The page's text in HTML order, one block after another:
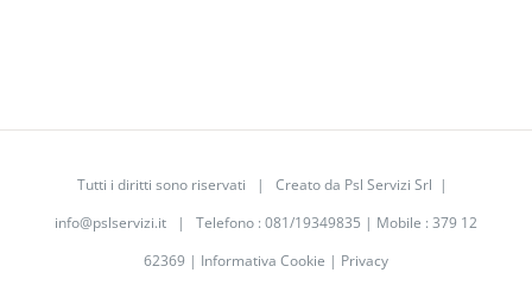
Tutti i diritti sono riservati | Creato da Psl Servizi Srl |
info@pslservizi.it | Telefono : 081/19349835 | Mobile : 379 12
62369 | Informativa Cookie | Privacy